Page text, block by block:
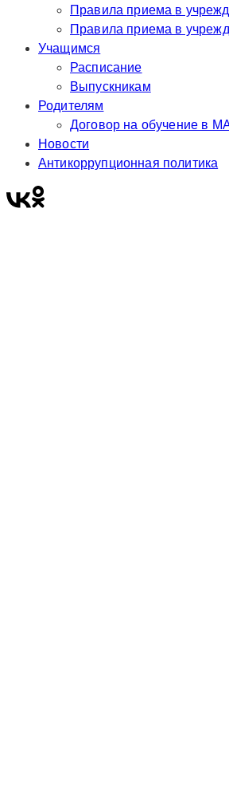
Учащимся
Расписание
Выпускникам
Родителям
Договор на обучение в
Новости
Антикоррупционная политика